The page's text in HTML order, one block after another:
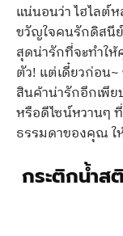
แน่นอนว่า ไฮไลต์
ขวัญใจคนรักดิสนี
สุดน่ารักที่จะทำใ
ตัว! แต่เดี๋ยวก่อน~
สินค้าน่ารักอีกเพีย
หรือดีไซน์หวานๆ
ธรรมดาของคุณ
กระติกน้ำส